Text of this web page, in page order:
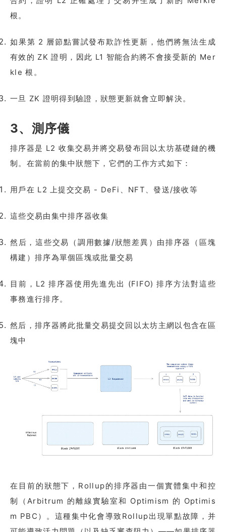
根。
如果第 2 層節點嘗試發布欺詐性更新，他們將無法生成
有效的 ZK 證明，因此 L1 智能合約將不會接受新的 Mer
kle 根。
一旦 ZK 證明得到驗證，狀態更新就會立即解決。
3、測序儀
排序器是 L2 收集交易并將交易發布回以太坊基礎鏈的機
制。在當前的集中狀態下，它們的工作方式如下：
用戶在 L2 上提交交易 - DeFi、NFT、發送/接收等
這些交易由集中排序器收集
然后，這些交易（調用數據/狀態差異）由排序器（區塊
構建）排序為單個區塊或批量交易
目前，L2 排序器使用先進先出 (FIFO) 排序方法對這些
事務進行排序。
然后，排序器將此批量交易提交回以太坊主網以包含在區
塊中
在目前的狀態下，Rollup的排序器由一個實體集中和控
制（Arbitrum 的離線實驗室和 Optimism 的 Optimis
m PBC）。這種集中化會導致Rollup出現單點故障，并